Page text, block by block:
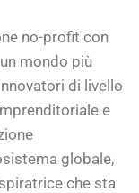
no-profit con
mondo più
di livello
e
globale,
che sta